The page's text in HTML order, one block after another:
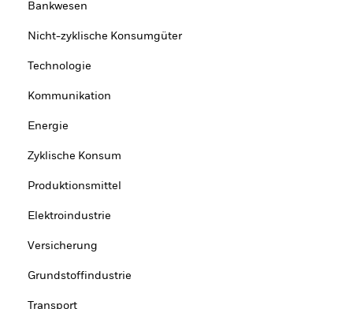
Bankwesen
Nicht-zyklische Konsumgüter
Technologie
Kommunikation
Energie
Zyklische Konsum
Produktionsmittel
Elektroindustrie
Versicherung
Grundstoffindustrie
Transport